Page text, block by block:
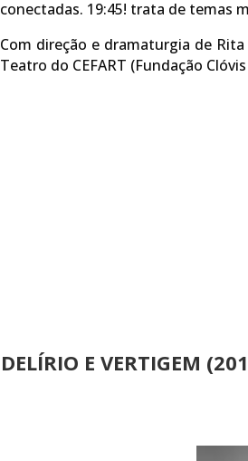
conectadas. 19:45! trata de temas
Com direção e dramaturgia de
Teatro do CEFART (Fundação
DELÍRIO E VERTIGEM